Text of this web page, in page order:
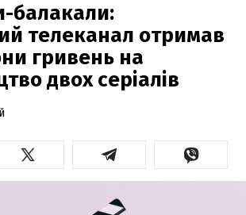
балакали:
телеканал отримав
гривень на
двох серіалів